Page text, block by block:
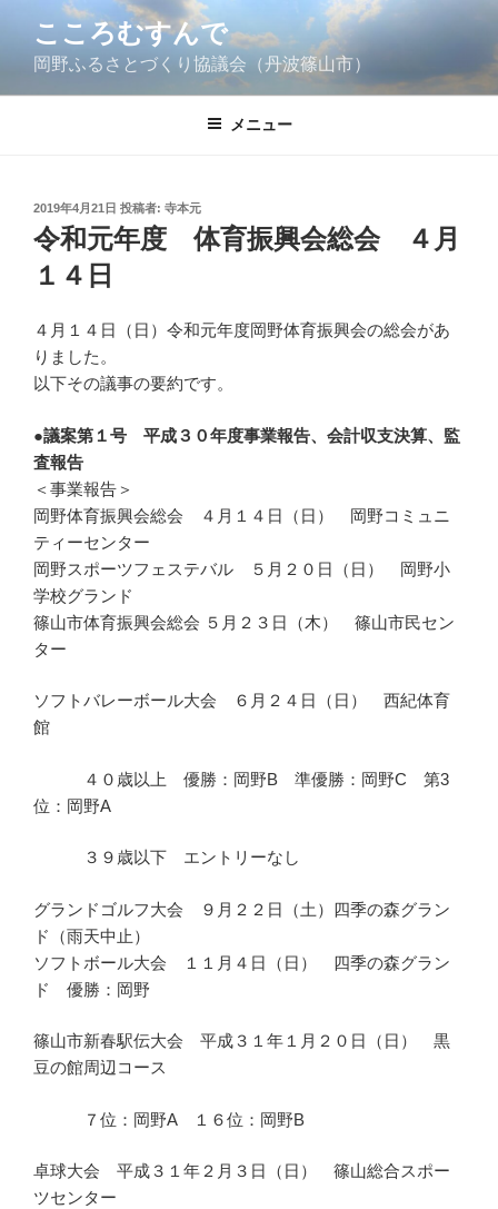
ン
こころむすんで
岡野ふるさとづくり協議会（丹波篠山市）
メニュー
投
稿
日:
2019年4月21日 投稿者: 寺本元
令和元年度 体育振興会総会 ４月
１４日
４月１４日（日）令和元年度岡野体育振興会の総会があ
りました。
以下その議事の要約です。
●議案第１号 平成３０年度事業報告、会計収支決算、監
査報告
＜事業報告＞
岡野体育振興会総会 ４月１４日（日） 岡野コミュニ
ティーセンター
岡野スポーツフェステバル ５月２０日（日） 岡野小
学校グランド
篠山市体育振興会総会 ５月２３日（木） 篠山市民セン
ター
ソフトバレーボール大会 ６月２４日（日） 西紀体育
館
４０歳以上 優勝：岡野B 準優勝：岡野C 第3
位：岡野A
３９歳以下 エントリーなし
グランドゴルフ大会 ９月２２日（土）四季の森グラン
ド（雨天中止）
ソフトボール大会 １１月４日（日） 四季の森グラン
ド 優勝：岡野
篠山市新春駅伝大会 平成３１年１月２０日（日） 黒
豆の館周辺コース
７位：岡野A １６位：岡野B
卓球大会 平成３１年２月３日（日） 篠山総合スポー
ツセンター